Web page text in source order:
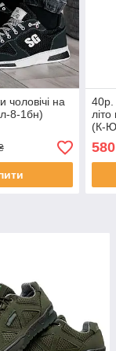
чоловічі на
8-1бн)
40р.
літо
(К-
580